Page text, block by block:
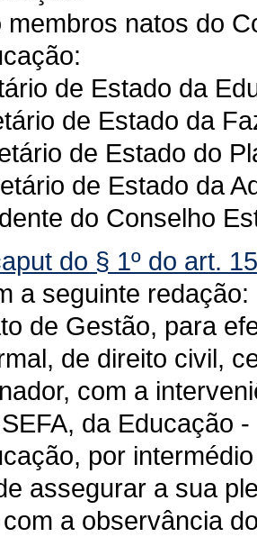
membros natos do
de Estado da
de Estado da
de Estado do
de Estado da
do Conselho
do § 1º do art.
a seguinte redação:
de Gestão, para
de direito civil,
com a
da Educação
por
assegurar a sua
a observância